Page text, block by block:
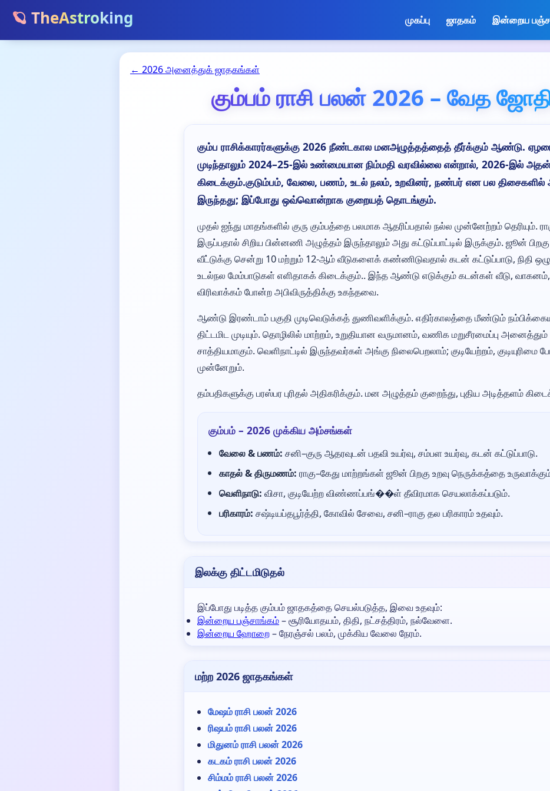
🪐 TheAstroking முகப்பு ஜாதகம் இன்றைய
← 2026 அனைத்துக் ஜாதகங்கள்
கும்பம் ராசி பலன் 2026 – வேத
கும்ப ராசிக்காரர்களுக்கு 2026 நீண்டகால மனஅழுத்தத்தைத் தீர்க்கும் ஆண்டு.
முடிந்தாலும் 2024–25-இல் உண்மையான நிம்மதி வரவில்லை என்றால், 2026-இல்
கிடைக்கும்.குடும்பம், வேலை, பணம், உடல் நலம், உறவினர், நண்பர் என பல திசைகளில்
இருந்தது; இப்போது ஒவ்வொன்றாக குறையத் தொடங்கும்.
முதல் ஐந்து மாதங்களில் குரு கும்பத்தை பலமாக ஆதரிப்பதால் நல்ல முன்னேற்றம் தெரியும்.
இருப்பதால் சிறிய பின்னணி அழுத்தம் இருந்தாலும் அது கட்டுப்பாட்டில் இருக்கும். ஜூன்
வீட்டுக்கு சென்று 10 மற்றும் 12-ஆம் வீடுகளைக் கண்ணிடுவதால் கடன் கட்டுப்பாடு, நிதி
உடல்நல மேம்பாடுகள் எளிதாகக் கிடைக்கும்.. இந்த ஆண்டு எடுக்கும் கடன்கள் வீடு,
விரிவாக்கம் போன்ற அபிவிருத்திக்கு உகந்தவை.
ஆண்டு இரண்டாம் பகுதி முடிவெடுக்கத் துணிவளிக்கும். எதிர்காலத்தை மீண்டும்
திட்டமிட முடியும். தொழிலில் மாற்றம், உறுதியான வருமானம், வணிக மறுசீரமைப்பு அனைத்தும்
சாத்தியமாகும். வெளிநாட்டில் இருந்தவர்கள் அங்கு நிலைபெறலாம்; குடியேற்றம்,
முன்னேறும்.
தம்பதிகளுக்கு பரஸ்பர புரிதல் அதிகரிக்கும். மன அழுத்தம் குறைந்து, புதிய அடித்தளம்
கும்பம் – 2026 முக்கிய அம்சங்கள்
வேலை & பணம்: சனி–குரு ஆதரவுடன் பதவி உயர்வு, சம்பள உயர்வு, கடன் கட்டுப்பாடு.
காதல் & திருமணம்: ராகு–கேது மாற்றங்கள் ஜூன் பிறகு உறவு நெருக்கத்தை
வெளிநாடு: விசா, குடியேற்ற விண்ணப்பங்��ள் தீவிரமாக செயலாக்கப்படும்.
பரிகாரம்: சஷ்டியப்தபூர்த்தி, கோவில் சேவை, சனி–ராகு தல பரிகாரம் உதவும்.
இலக்கு திட்டமிடுதல்
இப்போது படித்த கும்பம் ஜாதகத்தை செயல்படுத்த, இவை உதவும்:
இன்றைய பஞ்சாங்கம்– சூரியோதயம், திதி, நட்சத்திரம், நல்வேளை.
இன்றைய ஹோறை– நேரஞ்சல் பலம், முக்கிய வேலை நேரம்.
மற்ற 2026 ஜாதகங்கள்
மேஷம் ராசி பலன் 2026
ரிஷபம் ராசி பலன் 2026
மிதுனம் ராசி பலன் 2026
கடகம் ராசி பலன் 2026
சிம்மம் ராசி பலன் 2026